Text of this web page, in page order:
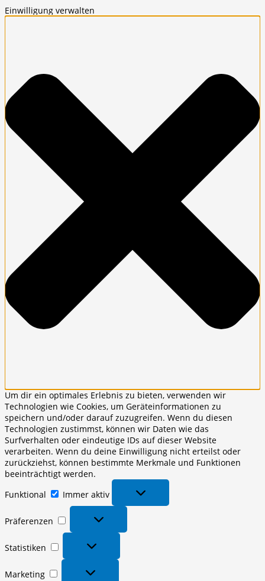
Einwilligung verwalten
Um dir ein optimales Erlebnis zu bieten, verwenden wir
Technologien wie Cookies, um Geräteinformationen zu
speichern und/oder darauf zuzugreifen. Wenn du diesen
Technologien zustimmst, können wir Daten wie das
Surfverhalten oder eindeutige IDs auf dieser Website
verarbeiten. Wenn du deine Einwilligung nicht erteilst oder
zurückziehst, können bestimmte Merkmale und Funktionen
beeinträchtigt werden.
Funktional
Immer aktiv
Präferenzen
Präferenzen
Statistiken
Statistiken
Marketing
Marketing